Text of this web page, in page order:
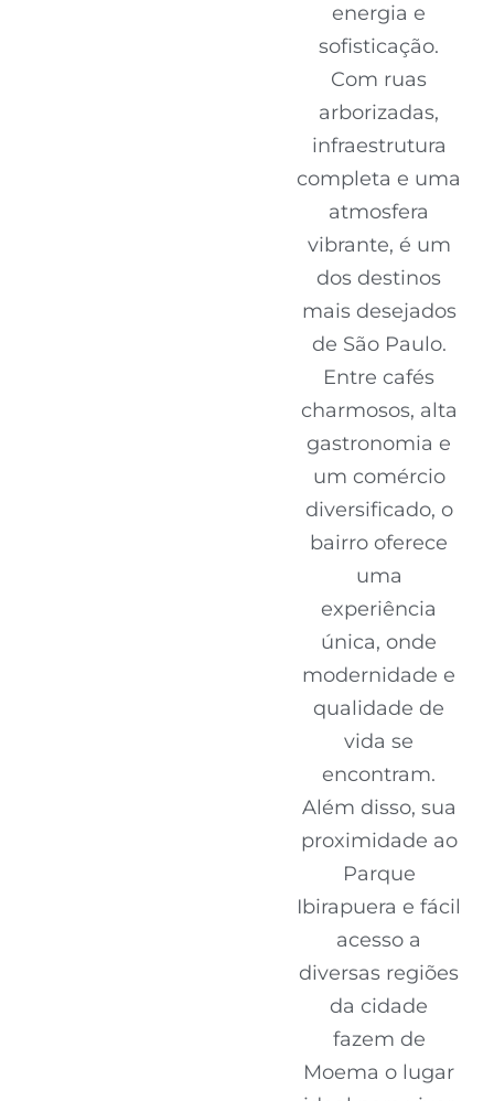
energia e
sofisticação.
Com ruas
arborizadas,
infraestrutura
completa e uma
atmosfera
vibrante, é um
dos destinos
mais desejados
de São Paulo.
Entre cafés
charmosos, alta
gastronomia e
um comércio
diversificado, o
bairro oferece
uma
experiência
única, onde
modernidade e
qualidade de
vida se
encontram.
Além disso, sua
proximidade ao
Parque
Ibirapuera e fácil
acesso a
diversas regiões
da cidade
fazem de
Moema o lugar